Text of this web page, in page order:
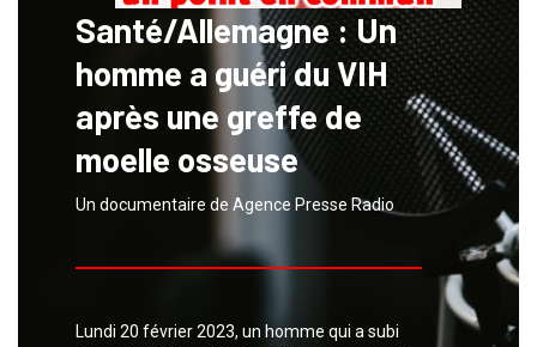
Santé/Allemagne : Un
homme a guéri du VIH
après une greffe de
moelle osseuse
Un documentaire de Agence Presse Radio
Lundi 20 février 2023, un homme qui a subi